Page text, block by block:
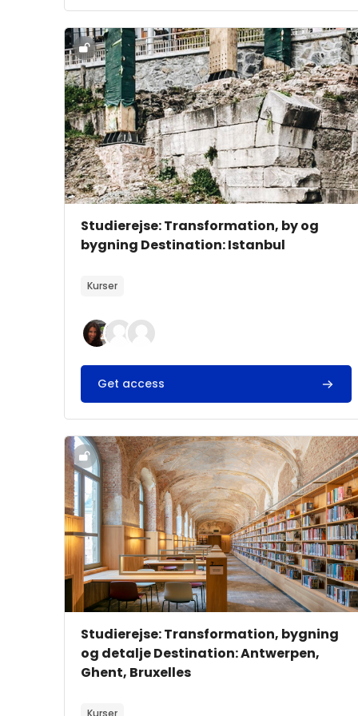
Kursusbillede" Studierejse: Transformation, by
Kursusbillede
Kursusnavn
Studierejse: Transformation, by og
bygning Destination: Istanbul
Kurser
Get access
Kursusbillede" Studierejse: Transformation,
Kursusbillede
Kursusnavn
Studierejse: Transformation, bygning
og detalje Destination: Antwerpen,
Ghent, Bruxelles
Kurser